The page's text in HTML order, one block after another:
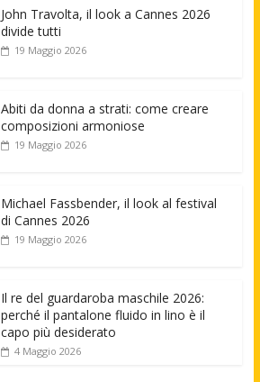
John Travolta, il look a Cannes 2026
divide tutti
19 Maggio 2026
Abiti da donna a strati: come creare
composizioni armoniose
19 Maggio 2026
Michael Fassbender, il look al festival
di Cannes 2026
19 Maggio 2026
Il re del guardaroba maschile 2026:
perché il pantalone fluido in lino è il
capo più desiderato
4 Maggio 2026